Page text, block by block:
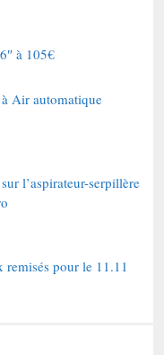
à 105€
Air automatique
l’aspirateur-serpillère
remisés pour le 11.11